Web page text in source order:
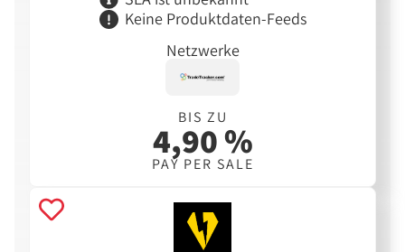
Keine Produktdaten-Feeds
Netzwerke
BIS ZU
4,90 %
PAY PER SALE